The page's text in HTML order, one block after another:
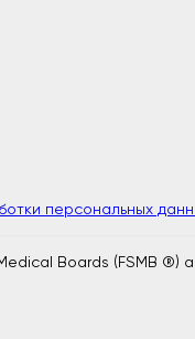
персональных
Boards (FSMB ®)